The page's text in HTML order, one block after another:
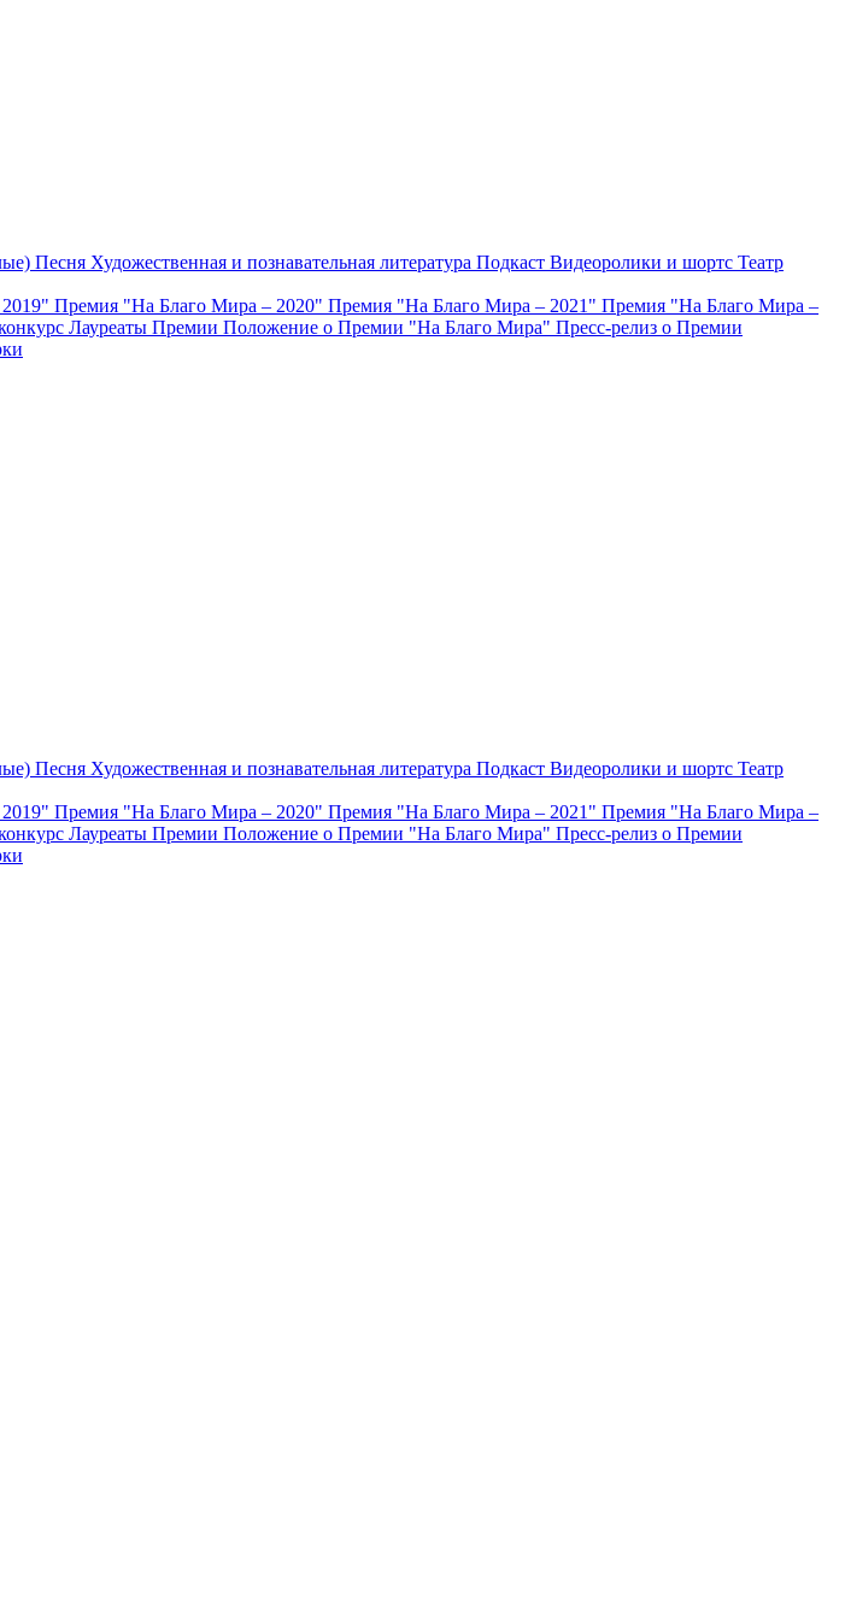
Песня Художественная и познавательная литература Подкаст Видеоролики и шортс Театр
Премия "На Благо Мира – 2020" Премия "На Благо Мира – 2021" Премия "На Благо Мира –
Лауреаты Премии Положение о Премии "На Благо Мира" Пресс-релиз о Премии
Песня Художественная и познавательная литература Подкаст Видеоролики и шортс Театр
Премия "На Благо Мира – 2020" Премия "На Благо Мира – 2021" Премия "На Благо Мира –
Лауреаты Премии Положение о Премии "На Благо Мира" Пресс-релиз о Премии